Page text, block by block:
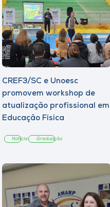
CREF3/SC e Unoesc
promovem workshop de
atualização profissional em
Educação Física
Notícia Graduação